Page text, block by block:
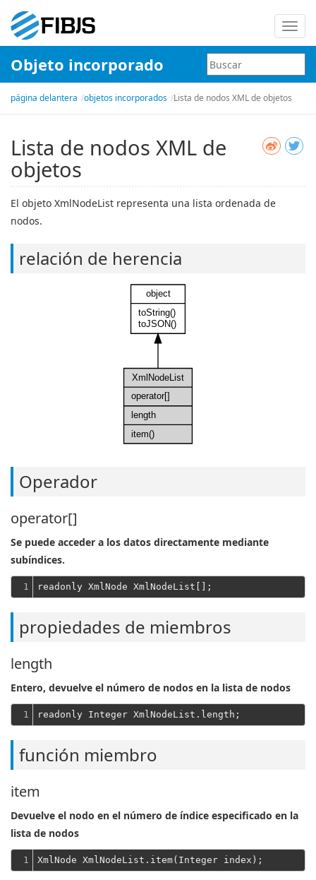
de
Objeto incorporado
página delantera objetos incorporados Lista de nodos XML de objetos
Lista de nodos XML de
objetos
El objeto XmlNodeList representa una lista ordenada de
nodos.
relación de herencia
object
toString()
toJSON()
XmlNodeList
operator[]
length
item()
Operador
operator[]
Se puede acceder a los datos directamente mediante
subíndices.
1
propiedades de miembros
length
Entero, devuelve el número de nodos en la lista de nodos
1
función miembro
item
Devuelve el nodo en el número de índice especificado en la
lista de nodos
1